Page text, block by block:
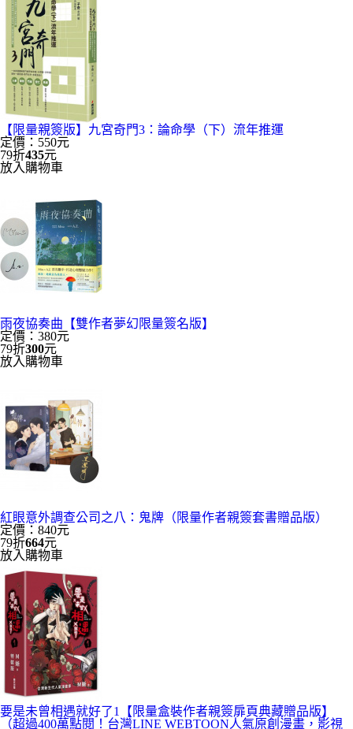
【限量親簽版】九宮奇門3：論命學（下）流年推運
定價：550元
79折435元
放入購物車
雨夜協奏曲【雙作者夢幻限量簽名版】
定價：380元
79折300元
放入購物車
紅眼意外調查公司之八：鬼牌（限量作者親簽套書贈品版）
定價：840元
79折664元
放入購物車
要是未曾相遇就好了1【限量盒裝作者親簽扉頁典藏贈品版】
（超過400萬點閱！台灣LINE WEBTOON人氣原創漫畫，影視